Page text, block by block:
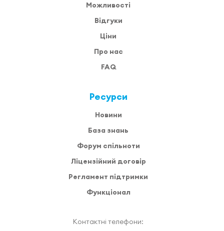
Можливості
Відгуки
Ціни
Про нас
FAQ
Ресурси
Новини
База знань
Форум спільноти
Ліцензійний договір
Регламент підтримки
Функціонал
Контактні телефони: